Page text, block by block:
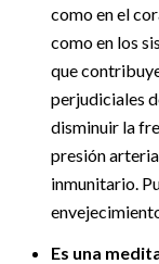
como en el
como en los
que
perjudiciales
disminuir la
presión
inmunitario.
Es una